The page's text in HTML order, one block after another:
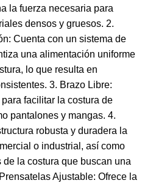
la fuerza necesaria para
densos y gruesos. 2.
Cuenta con un sistema de
una alimentación uniforme
lo que resulta en
3. Brazo Libre:
facilitar la costura de
pantalones y mangas. 4.
robusta y duradera la
o industrial, así como
la costura que buscan una
Ajustable: Ofrece la